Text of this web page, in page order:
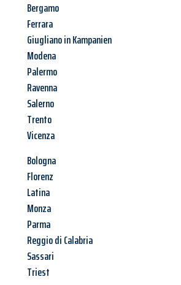
Bergamo
Ferrara
Giugliano in Kampanien
Modena
Palermo
Ravenna
Salerno
Trento
Vicenza
Bologna
Florenz
Latina
Monza
Parma
Reggio di Calabria
Sassari
Triest